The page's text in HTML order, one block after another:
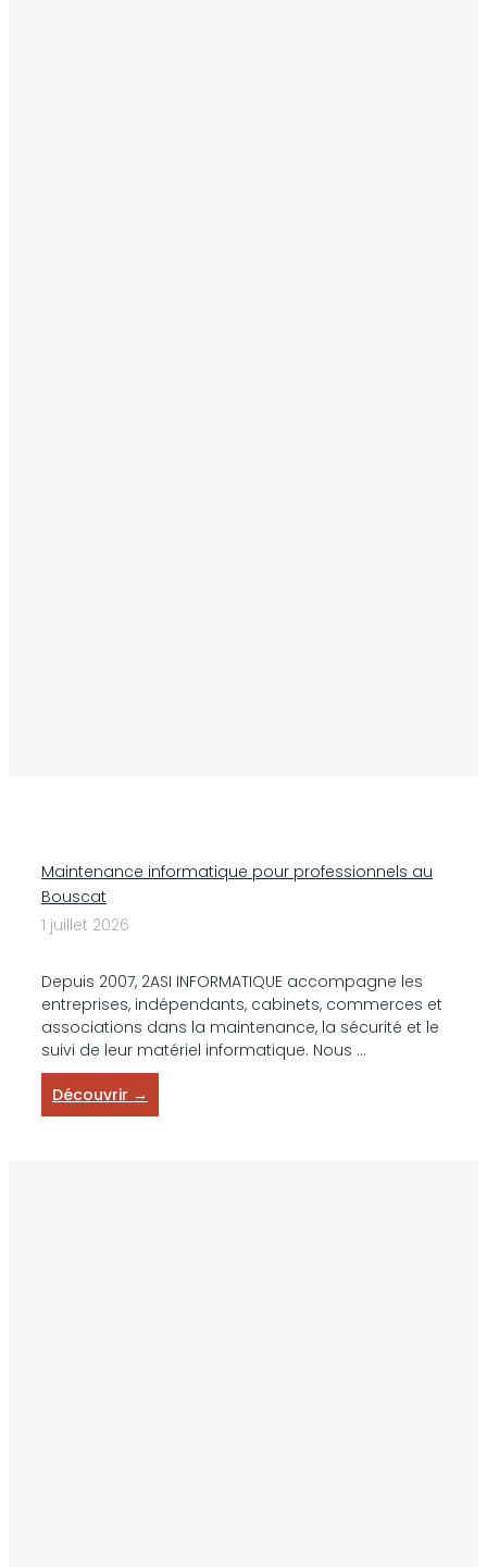
Maintenance informatique pour professionnels au
Bouscat
1 juillet 2026
Depuis 2007, 2ASI INFORMATIQUE accompagne les
entreprises, indépendants, cabinets, commerces et
associations dans la maintenance, la sécurité et le
suivi de leur matériel informatique. Nous ...
Découvrir →